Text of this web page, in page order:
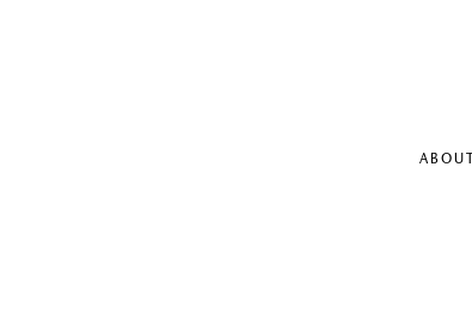
ABOUT